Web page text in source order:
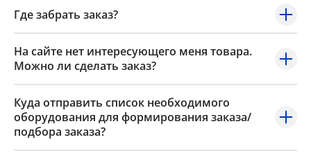
Где забрать заказ?
На сайте нет интересующего меня товара.
Можно ли сделать заказ?
Куда отправить список необходимого
оборудования для формирования заказа/
подбора заказа?